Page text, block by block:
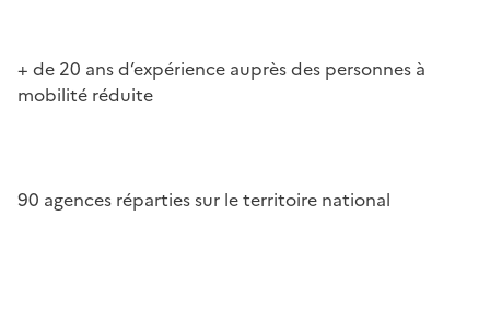
+ de 20 ans d’expérience auprès des personnes à
mobilité réduite
90 agences réparties sur le territoire national